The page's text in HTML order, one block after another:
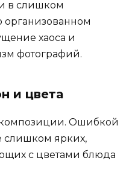
в слишком
организованном
хаоса и
фотографий.
и цвета
Ошибкой
слишком ярких,
с цветами блюда